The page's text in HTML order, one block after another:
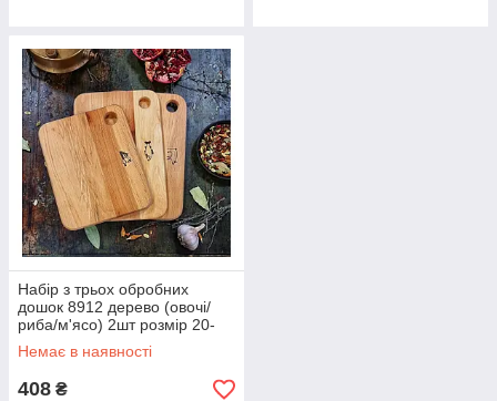
Набір з трьох обробних
дошок 8912 дерево (овочі/
риба/м'ясо) 2шт розмір 20-
30см, 1шт розмір 20-25см.
Немає в наявності
408 ₴